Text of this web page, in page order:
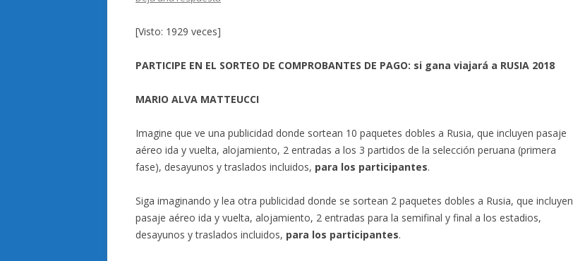
[Visto: 1929 veces]
PARTICIPE EN EL SORTEO DE COMPROBANTES DE PAGO: si gana viajará a RUSIA 2018
MARIO ALVA MATTEUCCI
Imagine que ve una publicidad donde sortean 10 paquetes dobles a Rusia, que incluyen pasaje
aéreo ida y vuelta, alojamiento, 2 entradas a los 3 partidos de la selección peruana (primera
fase), desayunos y traslados incluidos, para los participantes.
Siga imaginando y lea otra publicidad donde se sortean 2 paquetes dobles a Rusia, que incluyen
pasaje aéreo ida y vuelta, alojamiento, 2 entradas para la semifinal y final a los estadios,
desayunos y traslados incluidos, para los participantes.